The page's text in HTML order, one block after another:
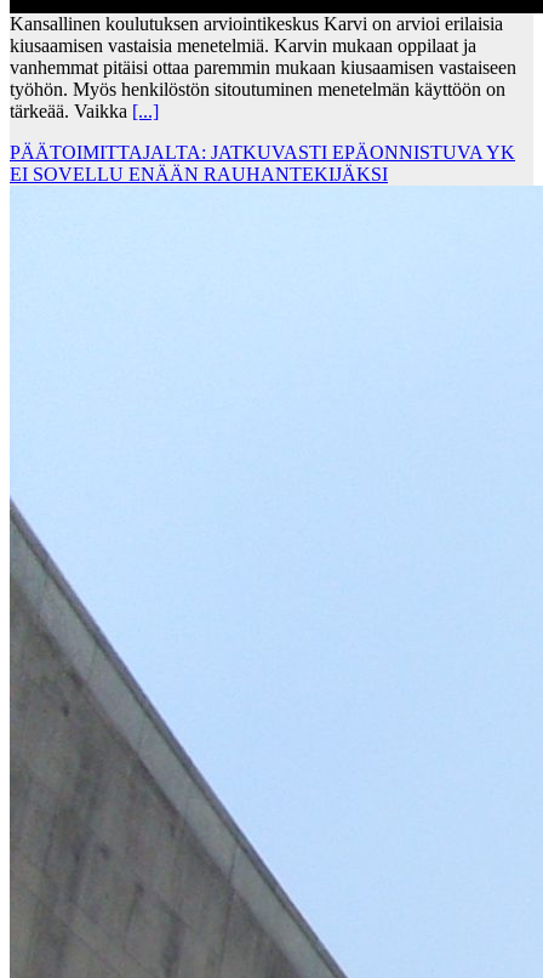
Kansallinen koulutuksen arviointikeskus Karvi on arvioi erilaisia
kiusaamisen vastaisia menetelmiä. Karvin mukaan oppilaat ja
vanhemmat pitäisi ottaa paremmin mukaan kiusaamisen vastaiseen
työhön. Myös henkilöstön sitoutuminen menetelmän käyttöön on
tärkeää. Vaikka [...]
PÄÄTOIMITTAJALTA: JATKUVASTI EPÄONNISTUVA YK
EI SOVELLU ENÄÄN RAUHANTEKIJÄKSI